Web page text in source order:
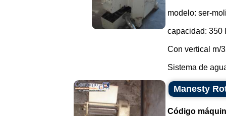
modelo: ser-
capacidad: 350
Con vertical m/
Sistema de
Manesty
Código